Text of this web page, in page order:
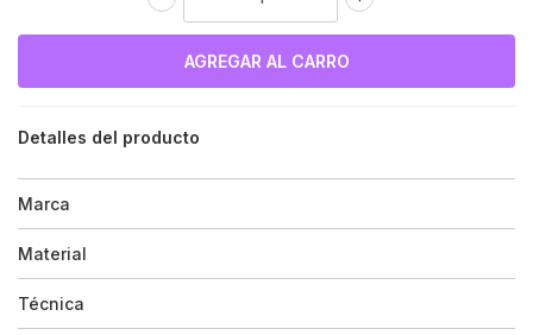
Detalles del producto
Marca
Material
Técnica